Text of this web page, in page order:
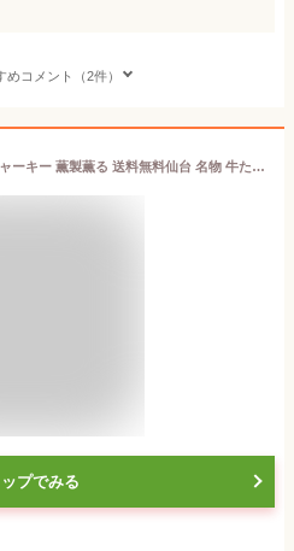
めコメント（2件）
厚切り おつまみ 牛タン ジャーキー 薫製薫る 送料無料仙台 名物 牛たん 約30g×3枚 メール便 常温保存OK ネコポス 仙台 お試し 国産 簡単 個包装 おやつ 酒 スモーク キャンプ 食品 肉 グルメ 食べ物 宮城 だてや ダテヤ[j]
プでみる